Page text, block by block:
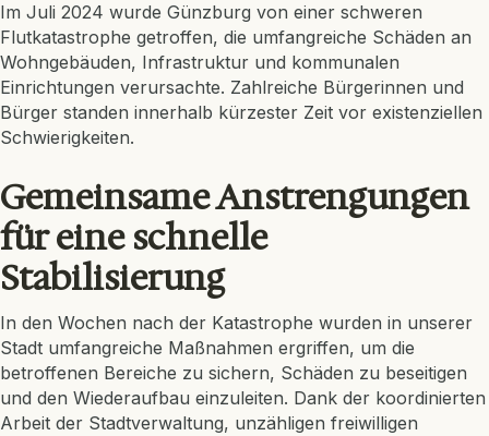
Im Juli 2024 wurde Günzburg von einer schweren
Flutkatastrophe getroffen, die umfangreiche Schäden an
Wohngebäuden, Infrastruktur und kommunalen
Einrichtungen verursachte. Zahlreiche Bürgerinnen und
Bürger standen innerhalb kürzester Zeit vor existenziellen
Schwierigkeiten.
Gemeinsame Anstrengungen
für eine schnelle
Stabilisierung
In den Wochen nach der Katastrophe wurden in unserer
Stadt umfangreiche Maßnahmen ergriffen, um die
betroffenen Bereiche zu sichern, Schäden zu beseitigen
und den Wiederaufbau einzuleiten. Dank der koordinierten
Arbeit der Stadtverwaltung, unzähligen freiwilligen